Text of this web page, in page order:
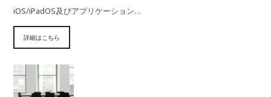
iOS/iPadOS及びアプリケーション…
詳細はこちら